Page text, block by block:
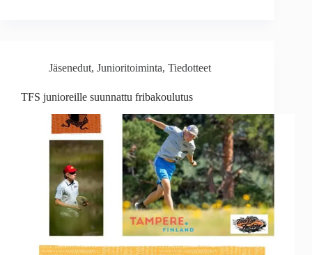
Jäsenedut, Junioritoiminta, Tiedotteet
TFS junioreille suunnattu fribakoulutus